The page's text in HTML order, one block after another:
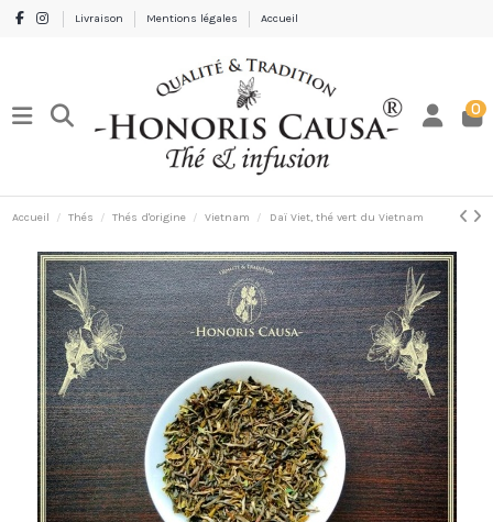
Livraison Mentions légales Accueil
0
Accueil Thés Thés d'origine Vietnam Daï Viet, thé vert du Vietnam